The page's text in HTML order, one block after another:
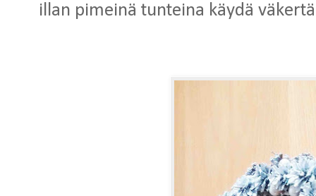
illan pimeinä tunteina käydä